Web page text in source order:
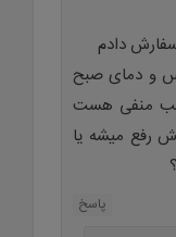
دادم
و دمای صبح
شب منفی هست
رفع میشه یا
پاسخ